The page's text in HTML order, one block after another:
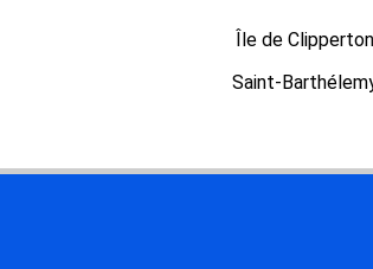
Île de Clipperton
Saint-